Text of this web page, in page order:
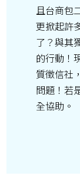
且台商包
更掀起許
了？與其
的行動！
質徵信社
問題！若
全協助。